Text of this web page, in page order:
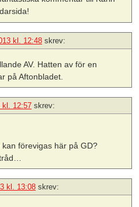
kl. 12:48 skrev:
AV. Hatten av för en
på Aftonbladet.
kl. 12:57 skrev:
förevigas här på GD?
kl. 13:08 skrev: